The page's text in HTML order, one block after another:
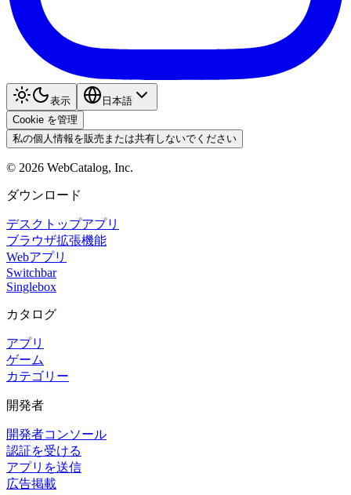
表示
日本語
Cookie を管理
私の個人情報を販売または共有しないでください
© 2026 WebCatalog, Inc.
ダウンロード
デスクトップアプリ
ブラウザ拡張機能
Webアプリ
Switchbar
Singlebox
カタログ
アプリ
ゲーム
カテゴリー
開発者
開発者コンソール
認証を受ける
アプリを送信
広告掲載